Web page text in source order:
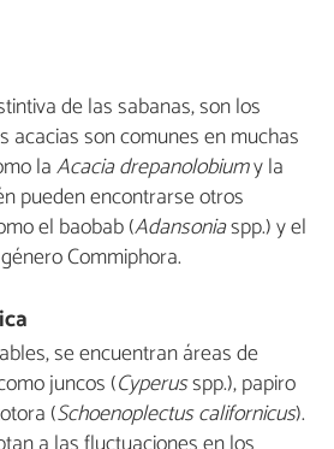
de las sabanas, son los
acacias son comunes en muchas
laAcacia drepanolobiumy la
pueden encontrarse otros
el baobab (Adansoniaspp.) y el
Commiphora.
se encuentran áreas de
juncos (Cyperusspp.), papiro
(Schoenoplectus californicus).